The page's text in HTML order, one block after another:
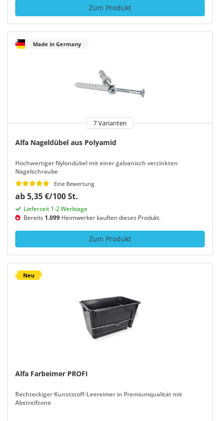
Zum Produkt
Made in Germany
7 Varianten
Alfa Nageldübel aus Polyamid
Hochwertiger Nylondübel mit einer galvanisch verzinkten
Nagelschraube
Eine Bewertung
ab 5,35 €/100 St.
Lieferzeit 1-2 Werktage
Bereits 1.099 Heimwerker kauften dieses Produkt.
Zum Produkt
Neu
Alfa Farbeimer PROFI
Rechteckiger Kunststoff-Leereimer in Premiumqualität mit
Abstreifzone